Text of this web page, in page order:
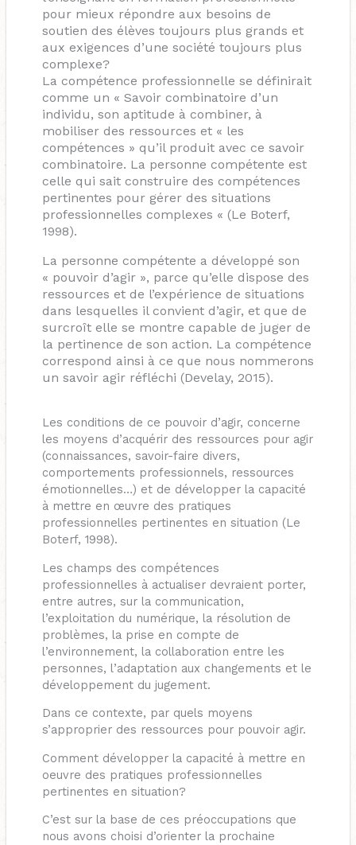
pour mieux répondre aux besoins de
soutien des élèves toujours plus grands et
aux exigences d’une société toujours plus
complexe?
La compétence professionnelle se définirait
comme un « Savoir combinatoire d’un
individu, son aptitude à combiner, à
mobiliser des ressources et « les
compétences » qu’il produit avec ce savoir
combinatoire. La personne compétente est
celle qui sait construire des compétences
pertinentes pour gérer des situations
professionnelles complexes « (Le Boterf,
1998).
La personne compétente a développé son
« pouvoir d’agir », parce qu’elle dispose des
ressources et de l’expérience de situations
dans lesquelles il convient d’agir, et que de
surcroît elle se montre capable de juger de
la pertinence de son action. La compétence
correspond ainsi à ce que nous nommerons
un savoir agir réfléchi (Develay, 2015).
Les conditions de ce pouvoir d’agir, concerne
les moyens d’acquérir des ressources pour agir
(connaissances, savoir-faire divers,
comportements professionnels, ressources
émotionnelles…) et de développer la capacité
à mettre en œuvre des pratiques
professionnelles pertinentes en situation (Le
Boterf, 1998).
Les champs des compétences
professionnelles à actualiser devraient porter,
entre autres, sur la communication,
l’exploitation du numérique, la résolution de
problèmes, la prise en compte de
l’environnement, la collaboration entre les
personnes, l’adaptation aux changements et le
développement du jugement.
Dans ce contexte, par quels moyens
s’approprier des ressources pour pouvoir agir.
Comment développer la capacité à mettre en
oeuvre des pratiques professionnelles
pertinentes en situation?
C’est sur la base de ces préoccupations que
nous avons choisi d’orienter la prochaine